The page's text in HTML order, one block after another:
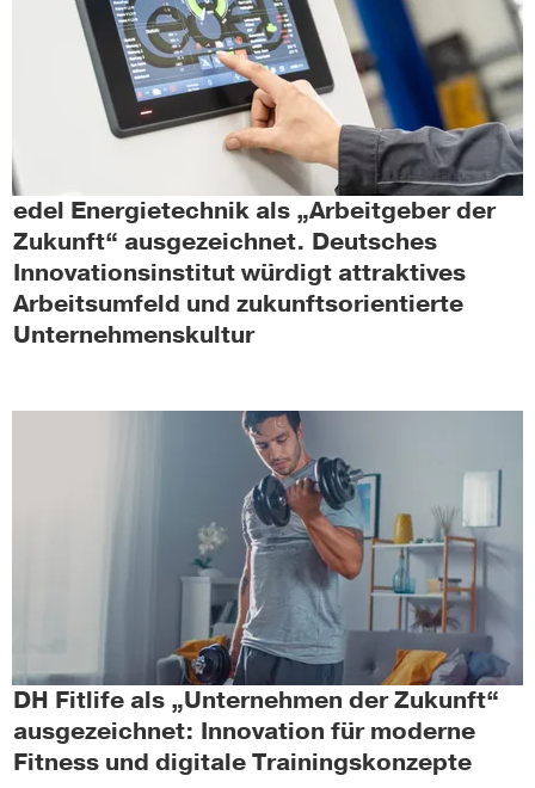
edel Energietechnik als „Arbeitgeber der
Zukunft“ ausgezeichnet. Deutsches
Innovationsinstitut würdigt attraktives
Arbeitsumfeld und zukunftsorientierte
Unternehmenskultur
DH Fitlife als „Unternehmen der Zukunft“
ausgezeichnet: Innovation für moderne
Fitness und digitale Trainingskonzepte